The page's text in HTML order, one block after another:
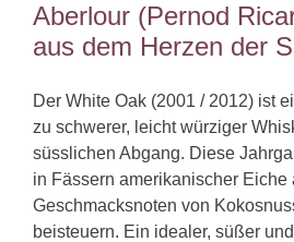
Aberlour (Pernod
aus dem Herzen der
Der White Oak (2001 / 2012) ist
zu schwerer, leicht würziger
süsslichen Abgang. Diese
in Fässern amerikanischer Eiche
Geschmacksnoten von
beisteuern. Ein idealer, süßer